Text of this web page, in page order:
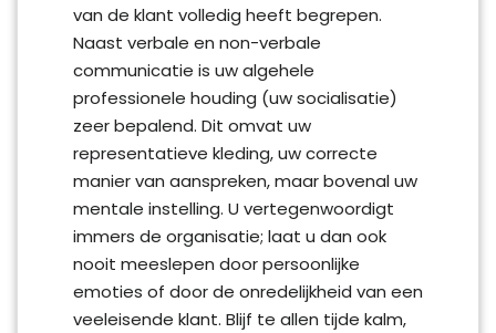
van de klant volledig heeft begrepen.
Naast verbale en non-verbale
communicatie is uw algehele
professionele houding (uw socialisatie)
zeer bepalend. Dit omvat uw
representatieve kleding, uw correcte
manier van aanspreken, maar bovenal uw
mentale instelling. U vertegenwoordigt
immers de organisatie; laat u dan ook
nooit meeslepen door persoonlijke
emoties of door de onredelijkheid van een
veeleisende klant. Blijf te allen tijde kalm,